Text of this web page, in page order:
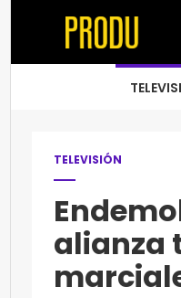
TELEVISIÓN
alianza